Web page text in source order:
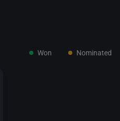
Won Nominated